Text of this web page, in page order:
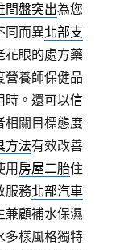
間盤突出為您
同而異北部支
花眼的處方藥
營養師保健品
時。還可以信
相關目標態度
方法有效改善
用房屋二胎住
服務北部汽車
兼顧補水保濕
多樣風格獨特